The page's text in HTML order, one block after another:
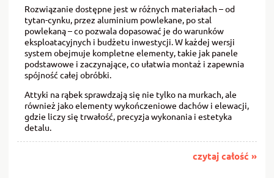
Rozwiązanie dostępne jest w różnych materiałach – od
tytan-cynku, przez aluminium powlekane, po stal
powlekaną – co pozwala dopasować je do warunków
eksploatacyjnych i budżetu inwestycji. W każdej wersji
system obejmuje kompletne elementy, takie jak panele
podstawowe i zaczynające, co ułatwia montaż i zapewnia
spójność całej obróbki.
Attyki na rąbek sprawdzają się nie tylko na murkach, ale
również jako elementy wykończeniowe dachów i elewacji,
gdzie liczy się trwałość, precyzja wykonania i estetyka
detalu.
czytaj całość »